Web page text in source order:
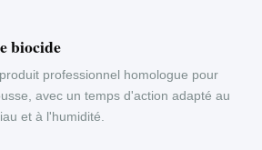
biocide
professionnel homologue pour
avec un temps d'action adapté au
et à l'humidité.